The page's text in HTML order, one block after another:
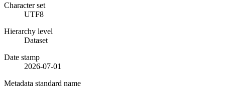
Character set
UTF8
Hierarchy level
Dataset
Date stamp
2026-07-01
Metadata standard name